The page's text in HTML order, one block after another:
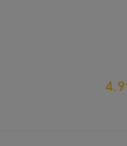
4.9